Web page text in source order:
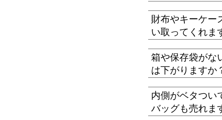
財布やキーケー
い取ってくれま
箱や保存袋がな
は下がりますか
内側がベタつい
バッグも売れま